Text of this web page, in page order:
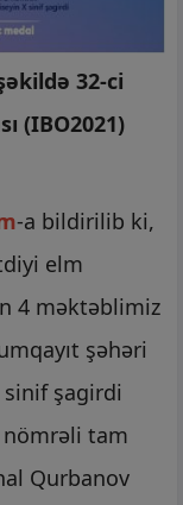
32-ci
(IBO2021)
-a bildirilib ki,
elm
4 məktəblimiz
şəhəri
şagirdi
nömrəli tam
Qurbanov